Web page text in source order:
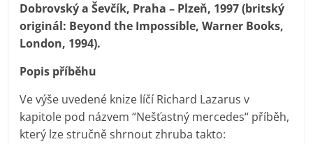
Dobrovský a Ševčík, Praha – Plzeň, 1997(britský
originál: Beyond the Impossible, Warner Books,
London, 1994).
Popis příběhu
Ve výše uvedené knize líčí Richard Lazarus v
kapitole pod názvem “Nešťastný mercedes“ příběh,
který lze stručně shrnout zhruba takto: